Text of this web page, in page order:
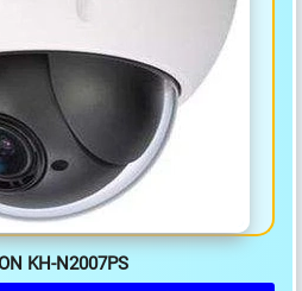
KH-N2007PS